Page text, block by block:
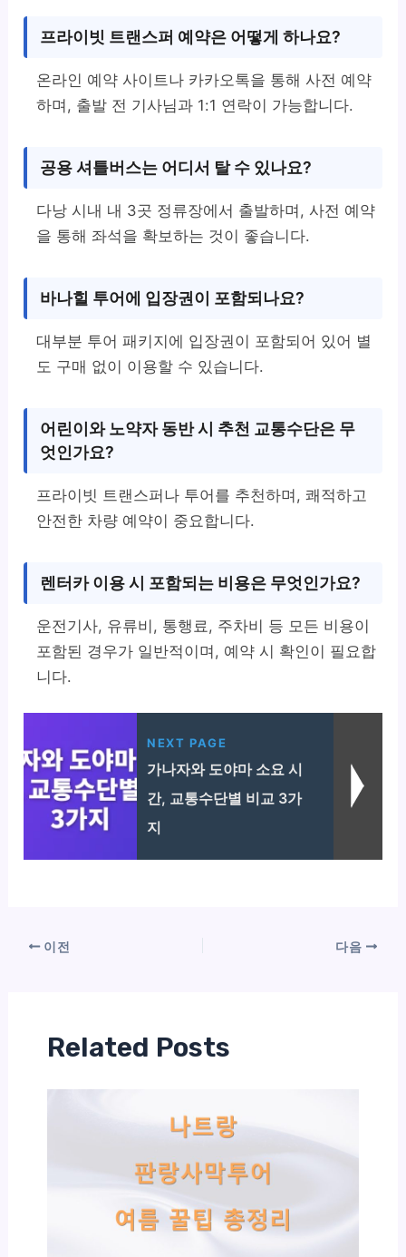
프라이빗 트랜스퍼 예약은 어떻게 하나요?
온라인 예약 사이트나 카카오톡을 통해 사전 예약
하며, 출발 전 기사님과 1:1 연락이 가능합니다.
공용 셔틀버스는 어디서 탈 수 있나요?
다낭 시내 내 3곳 정류장에서 출발하며, 사전 예약
을 통해 좌석을 확보하는 것이 좋습니다.
바나힐 투어에 입장권이 포함되나요?
대부분 투어 패키지에 입장권이 포함되어 있어 별
도 구매 없이 이용할 수 있습니다.
어린이와 노약자 동반 시 추천 교통수단은 무
엇인가요?
프라이빗 트랜스퍼나 투어를 추천하며, 쾌적하고
안전한 차량 예약이 중요합니다.
렌터카 이용 시 포함되는 비용은 무엇인가요?
운전기사, 유류비, 통행료, 주차비 등 모든 비용이
포함된 경우가 일반적이며, 예약 시 확인이 필요합
니다.
NEXT PAGE
가나자와 도야마 소요 시
간, 교통수단별 비교 3가
지
이전 다음
Related Posts